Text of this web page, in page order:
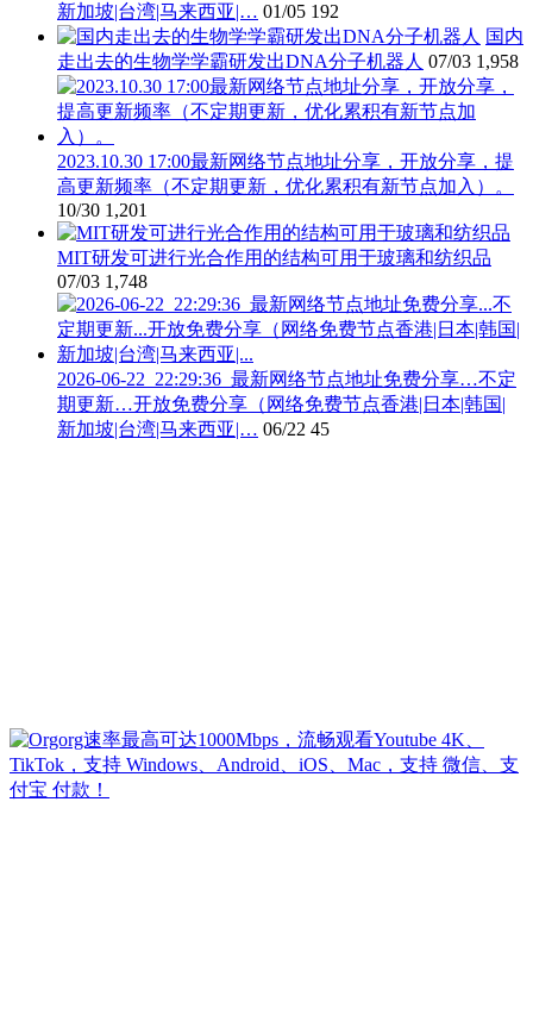
新加坡|台湾|马来西亚|… 01/05 192
国内
走出去的生物学学霸研发出DNA分子机器人 07/03 1,958
2023.10.30 17:00最新网络节点地址分享，开放分享，提
高更新频率（不定期更新，优化累积有新节点加入）。
10/30 1,201
MIT研发可进行光合作用的结构可用于玻璃和纺织品
07/03 1,748
2026-06-22_22:29:36_最新网络节点地址免费分享…不定
期更新…开放免费分享（网络免费节点香港|日本|韩国|
新加坡|台湾|马来西亚|… 06/22 45